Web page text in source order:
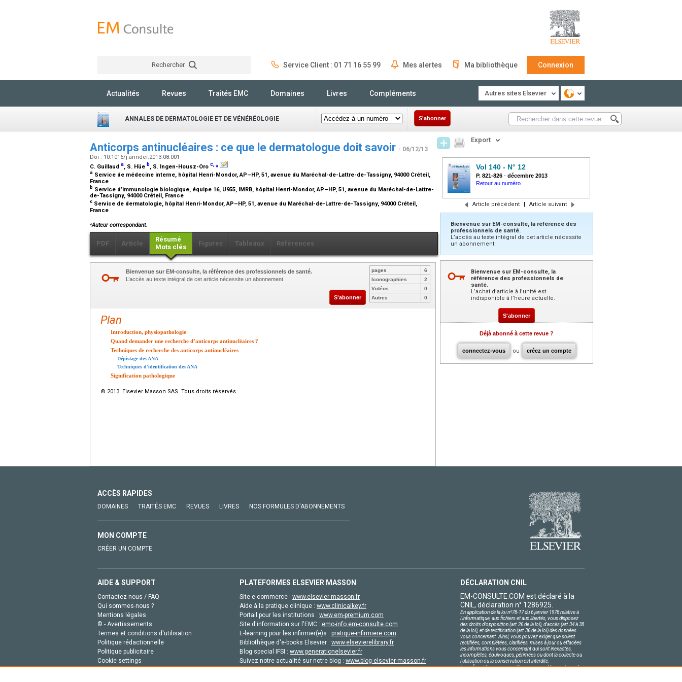
Rechercher Service Client : 01 71 16 55 99 Mes alertes Ma bibliothèque Connexion
Actualités Revues Traités EMC Domaines Livres Compléments Autres sites Elsevier
ANNALES DE DERMATOLOGIE ET DE VÉNÉRÉOLOGIE S'abonner
Anticorps antinucléaires : ce que le dermatologue doit savoir - 06/12/13
Doi : 10.1016/j.annder.2013.08.001
C. Guillaud a, S. Hüe b, S. Ingen-Housz-Oro c,⁎
a Service de médecine interne, hôpital Henri-Mondor, AP–HP, 51, avenue du Maréchal-de-Lattre-de-Tassigny, 94000 Créteil,
France
b Service d’immunologie biologique, équipe 16, U955, IMRB, hôpital Henri-Mondor, AP–HP, 51, avenue du Maréchal-de-Lattre-
de-Tassigny, 94000 Créteil, France
c Service de dermatologie, hôpital Henri-Mondor, AP–HP, 51, avenue du Maréchal-de-Lattre-de-Tassigny, 94000 Créteil,
France
⁎Auteur correspondant.
PDF Article
Résumé
Mots clés
Figures Tableaux Références
Bienvenue sur EM-consulte, la référence des professionnels de santé.
L’accès au texte intégral de cet article nécessite un abonnement.
S'abonner
pages
6
Iconographies
2
Vidéos
0
Autres
0
Plan
Introduction, physiopathologie
Quand demander une recherche d’anticorps antinucléaires ?
Techniques de recherche des anticorps antinucléaires
Dépistage des ANA
Techniques d’identification des ANA
Signification pathologique
© 2013 Elsevier Masson SAS. Tous droits réservés.
Export
Vol 140 - N° 12
P. 821-826 - décembre 2013
Retour au numéro
Article précédent | Article suivant
Bienvenue sur EM-consulte, la référence des
professionnels de santé.
L’accès au texte intégral de cet article nécessite
un abonnement.
Bienvenue sur EM-consulte, la
référence des professionnels de
santé.
L’achat d’article à l’unité est
indisponible à l’heure actuelle.
S'abonner
Déjà abonné à cette revue ?
connectez-vous ou créez un compte
ACCÈS RAPIDES
DOMAINES TRAITÉS EMC REVUES LIVRES NOS FORMULES D'ABONNEMENTS
MON COMPTE
CRÉER UN COMPTE
AIDE & SUPPORT
Contactez-nous / FAQ
Qui sommes-nous ?
Mentions légales
© - Avertissements
Termes et conditions d'utilisation
Politique rédactionnelle
Politique publicitaire
Cookie settings
PLATEFORMES ELSEVIER MASSON
Site e-commerce : www.elsevier-masson.fr
Aide à la pratique clinique : www.clinicalkey.fr
Portail pour les institutions : www.em-premium.com
Site d'information sur l'EMC : emc-info.em-consulte.com
E-learning pour les infirmier(e)s : pratique-infirmiere.com
Bibliothèque d'e-books Elsevier : www.elsevierelibrary.fr
Blog special IFSI : www.generationelsevier.fr
Suivez notre actualité sur notre blog : www.blog-elsevier-masson.fr
DÉCLARATION CNIL
EM-CONSULTE.COM est déclaré à la
CNIL, déclaration n° 1286925.
En application de la loi nº78-17 du 6 janvier 1978 relative à
l'informatique, aux fichiers et aux libertés, vous disposez
des droits d'opposition (art.26 de la loi), d'accès (art.34 à 38
de la loi), et de rectification (art.36 de la loi) des données
vous concernant. Ainsi, vous pouvez exiger que soient
rectifiées, complétées, clarifiées, mises à jour ou effacées
les informations vous concernant qui sont inexactes,
incomplètes, équivoques, périmées ou dont la collecte ou
l'utilisation ou la conservation est interdite.
Les informations personnelles concernant les visiteurs de